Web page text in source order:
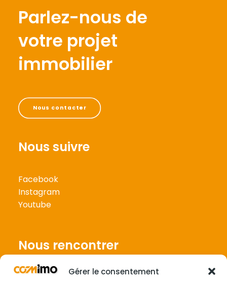
Gérer le consentement
Parlez-nous de
votre projet
immobilier
Nous contacter
Nous suivre
Facebook
Instagram
Youtube
Nous rencontrer
3 impasse de la Côte,